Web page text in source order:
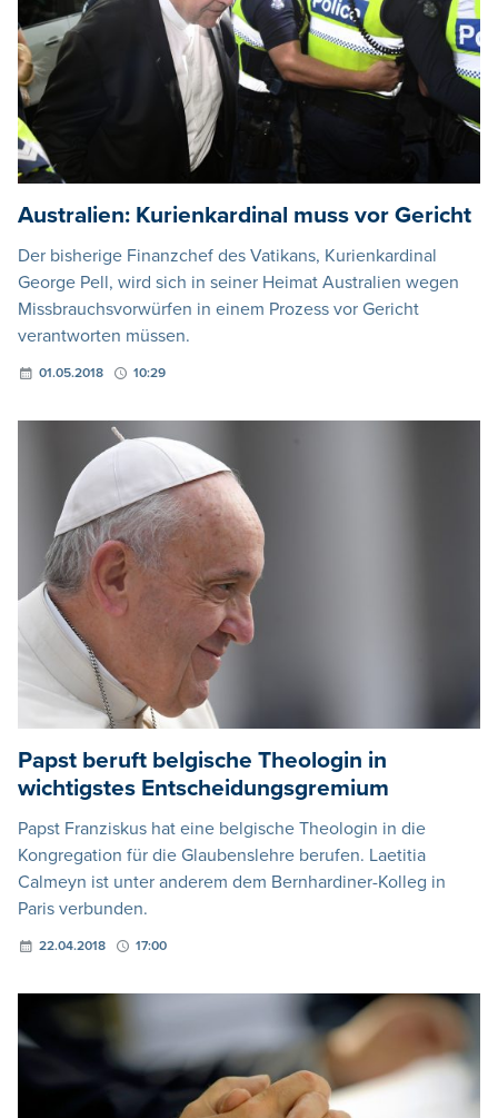
Australien: Kurienkardinal muss vor Gericht
Der bisherige Finanzchef des Vatikans, Kurienkardinal
George Pell, wird sich in seiner Heimat Australien wegen
Missbrauchsvorwürfen in einem Prozess vor Gericht
verantworten müssen.
01.05.2018 10:29
Papst beruft belgische Theologin in
wichtigstes Entscheidungsgremium
Papst Franziskus hat eine belgische Theologin in die
Kongregation für die Glaubenslehre berufen. Laetitia
Calmeyn ist unter anderem dem Bernhardiner-Kolleg in
Paris verbunden.
22.04.2018 17:00